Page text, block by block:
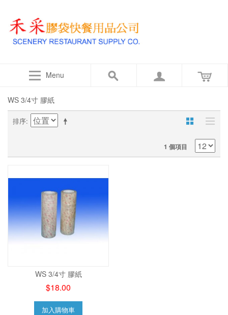
Menu
WS 3/4寸 膠紙
排序
1 個項目
WS 3/4寸 膠紙
$18.00
加入購物車